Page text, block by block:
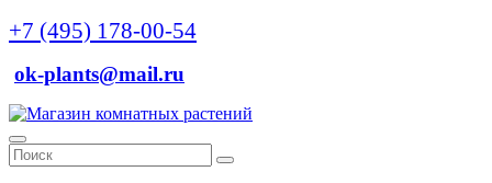
+7 (495) 178-00-54
ok-plants@mail.ru